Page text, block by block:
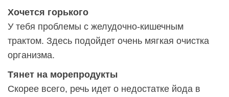
Хочется горького
У тебя проблемы с желудочно-кишечным
трактом. Здесь подойдет очень мягкая очистка
организма.
Тянет на морепродукты
Скорее всего, речь идет о недостатке йода в